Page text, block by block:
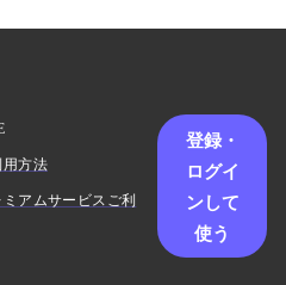
用方法
アムサービスご利
登録・
ログイ
ンして
使う